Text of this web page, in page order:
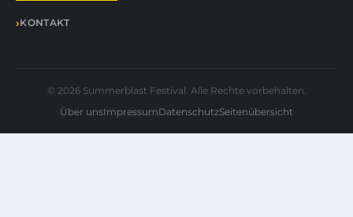
KONTAKT
© 2026 Summerblast Festival. Alle Rechte vorbehalten.
Über unsImpressumDatenschutzSeitenübersicht